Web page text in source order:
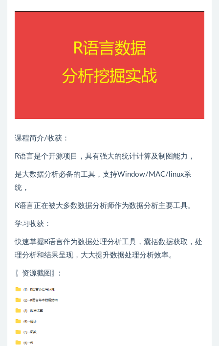
课程简介/收获：
R语言是个开源项目，具有强大的统计计算及制图能力，
是大数据分析必备的工具，支持Window/MAC/linux系
统，
R语言正在被大多数数据分析师作为数据分析主要工具。
学习收获：
快速掌握R语言作为数据处理分析工具，囊括数据获取，处
理分析和结果呈现，大大提升数据处理分析效率。
〖资源截图〗: